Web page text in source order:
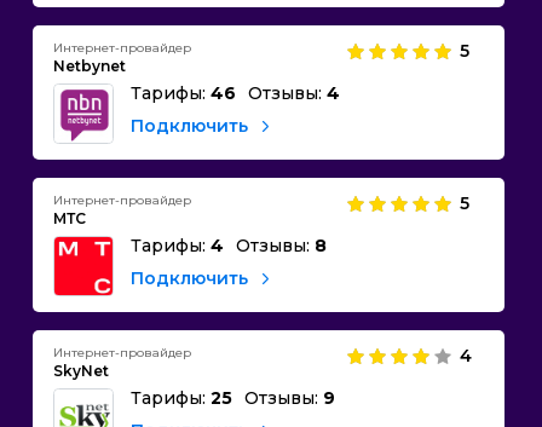
Интернет-провайдер
Netbynet
5
Тарифы: 46 Отзывы: 4
Подключить
Интернет-провайдер
МТС
5
Тарифы: 4 Отзывы: 8
Подключить
Интернет-провайдер
SkyNet
4
Тарифы: 25 Отзывы: 9